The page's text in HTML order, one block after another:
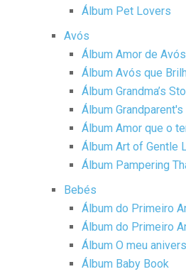
Álbum Pet Lovers
Avós
Álbum Amor de Avós
Álbum Avós que
Álbum Grandma’s
Álbum
Álbum Amor que o
Álbum Art of Gentle
Álbum Pampering
Bebés
Álbum do Primeiro
Álbum do Primeiro
Álbum O meu
Álbum Baby Book